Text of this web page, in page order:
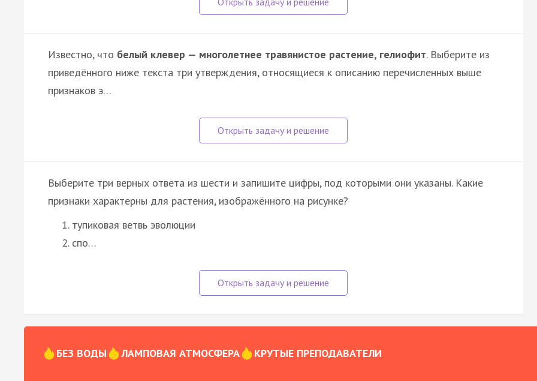
Известно, что белый клевер — многолетнее травянистое растение, гелиофит. Выберите из
приведённого ниже текста три утверждения, относящиеся к описанию перечисленных выше
признаков э…
Выберите три верных ответа из шести и запишите цифры, под которыми они указаны. Какие
признаки характерны для растения, изображённого на рисунке?
тупиковая ветвь эволюции
спо…
БЕЗ ВОДЫ ЛАМПОВАЯ АТМОСФЕРА КРУТЫЕ ПРЕПОДАВАТЕЛИ